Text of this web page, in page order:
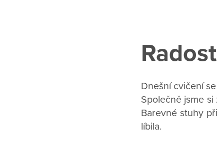
Dnešní cvičení
Společně jsme
Barevné stuhy
líbila.